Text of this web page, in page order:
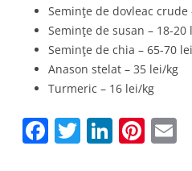
Seminţe de dovleac crude
Seminţe de susan – 18-20
Seminţe de chia – 65-70
Anason stelat – 35 lei/kg
Turmeric – 16 lei/kg
F T Li Pi